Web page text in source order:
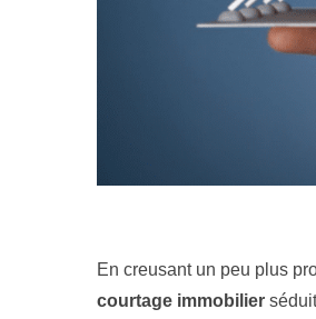
En creusant un peu plus
courtage immobilier